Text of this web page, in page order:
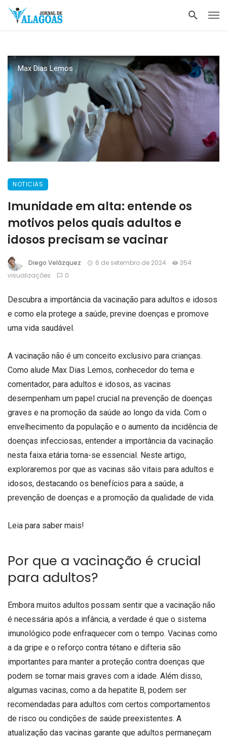
Max Dias Lemos
NOTICIAS
Imunidade em alta: entende os
motivos pelos quais adultos e
idosos precisam se vacinar
Diego Velázquez 6 de setembro de 2024
354
visualizações
0
Descubra a importância da vacinação para adultos e idosos
e como ela protege a saúde, previne doenças e promove
uma vida saudável.
A vacinação não é um conceito exclusivo para crianças.
Como alude Max Dias Lemos, conhecedor do tema e
comentador, para adultos e idosos, as vacinas
desempenham um papel crucial na prevenção de doenças
graves e na promoção da saúde ao longo da vida. Com o
envelhecimento da população e o aumento da incidência de
doenças infecciosas, entender a importância da vacinação
nesta faixa etária torna-se essencial. Neste artigo,
exploraremos por que as vacinas são vitais para adultos e
idosos, destacando os benefícios para a saúde, a
prevenção de doenças e a promoção da qualidade de vida.
Leia para saber mais!
Por que a vacinação é crucial
para adultos?
Embora muitos adultos possam sentir que a vacinação não
é necessária após a infância, a verdade é que o sistema
imunológico pode enfraquecer com o tempo. Vacinas como
a da gripe e o reforço contra tétano e difteria são
importantes para manter a proteção contra doenças que
podem se tornar mais graves com a idade. Além disso,
algumas vacinas, como a da hepatite B, podem ser
recomendadas para adultos com certos comportamentos
de risco ou condições de saúde preexistentes. A
atualização das vacinas garante que adultos permaneçam